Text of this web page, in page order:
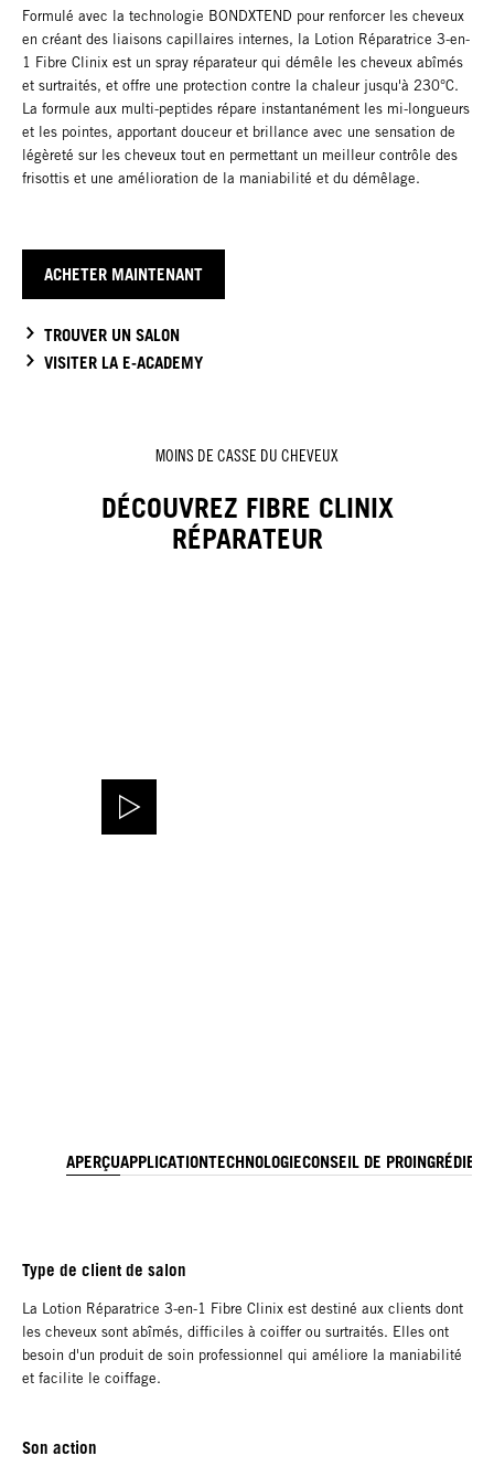
Formulé avec la technologie BONDXTEND pour renforcer les cheveux
en créant des liaisons capillaires internes, la Lotion Réparatrice 3-en-
1 Fibre Clinix est un spray réparateur qui démêle les cheveux abîmés
et surtraités, et offre une protection contre la chaleur jusqu'à 230°C.
La formule aux multi-peptides répare instantanément les mi-longueurs
et les pointes, apportant douceur et brillance avec une sensation de
légèreté sur les cheveux tout en permettant un meilleur contrôle des
frisottis et une amélioration de la maniabilité et du démêlage.
ACHETER MAINTENANT
TROUVER UN SALON
VISITER LA E-ACADEMY
MOINS DE CASSE DU CHEVEUX
DÉCOUVREZ FIBRE CLINIX
RÉPARATEUR
APERÇUAPPLICATIONTECHNOLOGIECONSEIL DE PRO
Type de client de salon
La Lotion Réparatrice 3-en-1 Fibre Clinix est destiné aux clients dont
les cheveux sont abîmés, difficiles à coiffer ou surtraités. Elles ont
besoin d'un produit de soin professionnel qui améliore la maniabilité
et facilite le coiffage.
Son action